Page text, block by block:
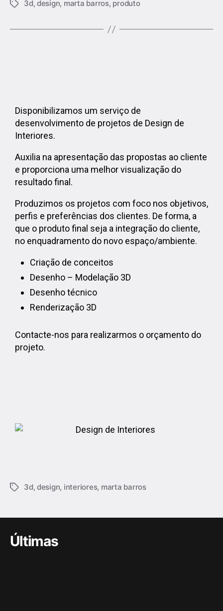
3d, design, marta barros, produto
Disponibilizamos um serviço de
desenvolvimento de projetos de Design de
Interiores.
Auxilia na apresentação das propostas ao cliente
e proporciona uma melhor visualização do
resultado final.
Produzimos os projetos com foco nos objetivos,
perfis e preferências dos clientes. De forma, a
que o produto final seja a integração do cliente,
no enquadramento do novo espaço/ambiente.
Criação de conceitos
Desenho – Modelação 3D
Desenho técnico
Renderização 3D
Contacte-nos para realizarmos o orçamento do
projeto.
3d, design, interiores, marta barros
Últimas